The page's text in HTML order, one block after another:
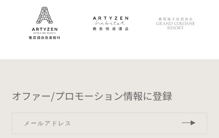
オファー/プロモーション情報に登録